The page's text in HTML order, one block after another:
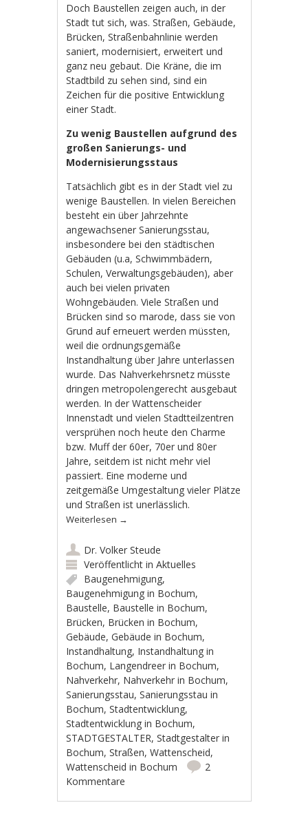
Doch Baustellen zeigen auch, in der
Stadt tut sich, was. Straßen, Gebäude,
Brücken, Straßenbahnlinie werden
saniert, modernisiert, erweitert und
ganz neu gebaut. Die Kräne, die im
Stadtbild zu sehen sind, sind ein
Zeichen für die positive Entwicklung
einer Stadt.
Zu wenig Baustellen aufgrund des
großen Sanierungs- und
Modernisierungsstaus
Tatsächlich gibt es in der Stadt viel zu
wenige Baustellen. In vielen Bereichen
besteht ein über Jahrzehnte
angewachsener Sanierungsstau,
insbesondere bei den städtischen
Gebäuden (u.a, Schwimmbädern,
Schulen, Verwaltungsgebäuden), aber
auch bei vielen privaten
Wohngebäuden. Viele Straßen und
Brücken sind so marode, dass sie von
Grund auf erneuert werden müssten,
weil die ordnungsgemäße
Instandhaltung über Jahre unterlassen
wurde. Das Nahverkehrsnetz müsste
dringen metropolengerecht ausgebaut
werden. In der Wattenscheider
Innenstadt und vielen Stadtteilzentren
versprühen noch heute den Charme
bzw. Muff der 60er, 70er und 80er
Jahre, seitdem ist nicht mehr viel
passiert. Eine moderne und
zeitgemäße Umgestaltung vieler Plätze
und Straßen ist unerlässlich.
Weiterlesen →
Dr. Volker Steude
Veröffentlicht inAktuelles
Baugenehmigung,
Baugenehmigung in Bochum,
Baustelle, Baustelle in Bochum,
Brücken, Brücken in Bochum,
Gebäude,Gebäude in Bochum,
Instandhaltung, Instandhaltung in
Bochum, Langendreer in Bochum,
Nahverkehr, Nahverkehr in Bochum,
Sanierungsstau,Sanierungsstau in
Bochum,Stadtentwicklung,
Stadtentwicklung in Bochum,
STADTGESTALTER,Stadtgestalter in
Bochum,Straßen,Wattenscheid,
Wattenscheid in Bochum
2
Kommentare